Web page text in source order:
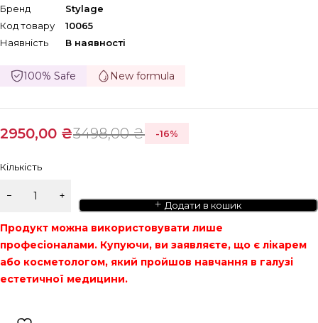
Бренд
Stylage
Код товару
10065
Наявність
В наявності
100% Safe New formula
3498,00₴
2950,00 ₴ -16%
Кількість
Додати в кошик
Продукт можна використовувати лише
професіоналами. Купуючи, ви заявляєте, що є лікарем
або косметологом, який пройшов навчання в галузі
естетичної медицини.